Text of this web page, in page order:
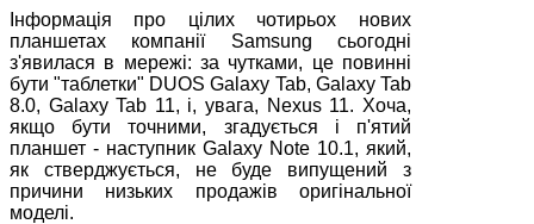
Інформація про цілих чотирьох нових
планшетах компанії Samsung сьогодні
з'явилася в мережі: за чутками, це повинні
бути "таблетки" DUOS Galaxy Tab, Galaxy Tab
8.0, Galaxy Tab 11, і, увага, Nexus 11. Хоча,
якщо бути точними, згадується і п'ятий
планшет - наступник Galaxy Note 10.1, який,
як стверджується, не буде випущений з
причини низьких продажів оригінальної
моделі.